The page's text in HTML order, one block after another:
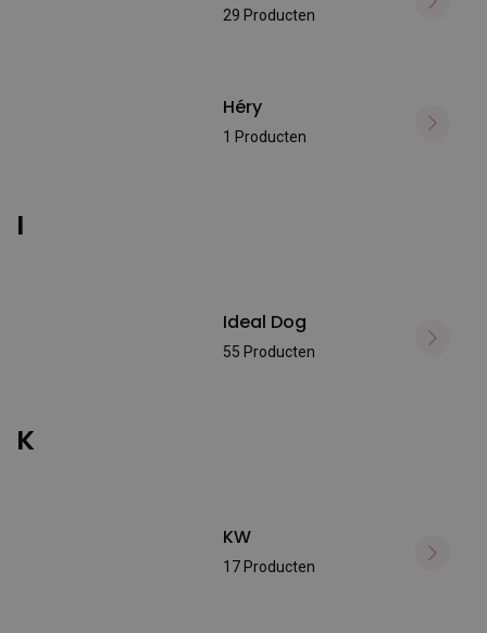
29 Producten
Héry
1 Producten
I
Ideal Dog
55 Producten
K
KW
17 Producten